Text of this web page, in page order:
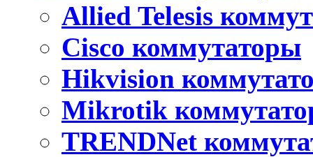
Allied Telesis
Cisco коммутаторы
Hikvision
Mikrotik
TRENDNet